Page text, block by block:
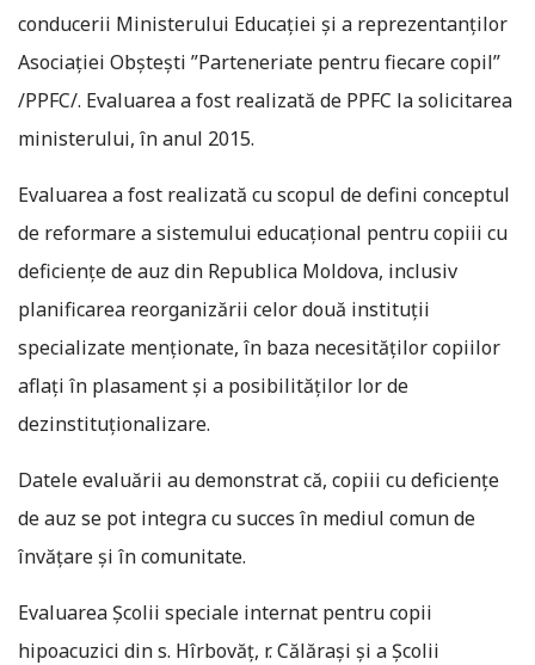
conducerii Ministerului Educației și a reprezentanților
Asociației Obștești ”Parteneriate pentru fiecare copil”
/PPFC/. Evaluarea a fost realizată de PPFC la solicitarea
ministerului, în anul 2015.
Evaluarea a fost realizată cu scopul de defini conceptul
de reformare a sistemului educațional pentru copiii cu
deficiențe de auz din Republica Moldova, inclusiv
planificarea reorganizării celor două instituții
specializate menționate, în baza necesităților copiilor
aflaţi în plasament şi a posibilităţilor lor de
dezinstituţionalizare.
Datele evaluării au demonstrat că, copiii cu deficiențe
de auz se pot integra cu succes în mediul comun de
învățare și în comunitate.
Evaluarea Școlii speciale internat pentru copii
hipoacuzici din s. Hîrbovăț, r. Călărași și a Școlii